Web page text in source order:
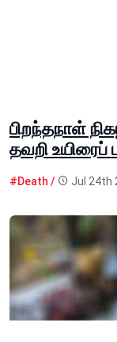
பிறந்தநாள்
தவறி உயிரைப்
#Death / Jul 24th